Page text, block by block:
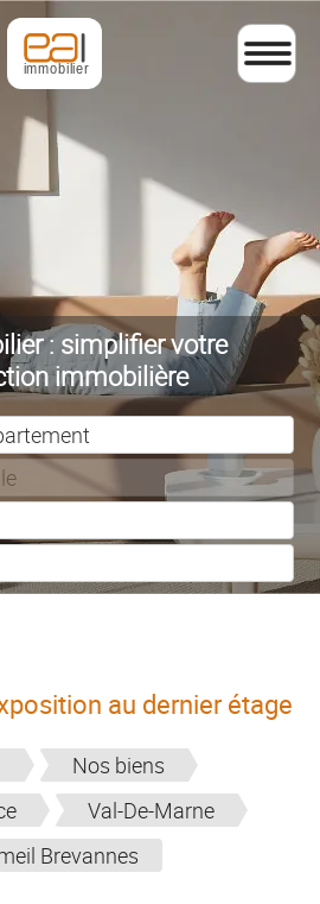
: simplifier votre
immobilière
au dernier étage
Nos biens
Val-De-Marne
Brevannes